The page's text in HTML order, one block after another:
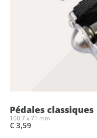
Pédales classiques
100.7 x 71 mm
€ 3,59